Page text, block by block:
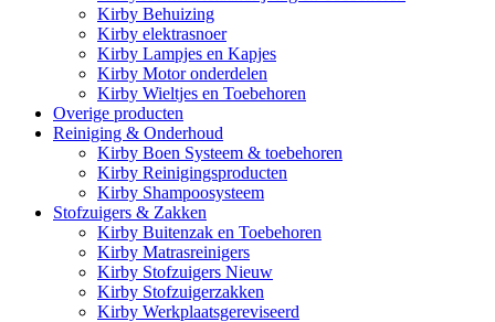
Kirby Behuizing
Kirby elektrasnoer
Kirby Lampjes en Kapjes
Kirby Motor onderdelen
Kirby Wieltjes en Toebehoren
Overige producten
Reiniging & Onderhoud
Kirby Boen Systeem & toebehoren
Kirby Reinigingsproducten
Kirby Shampoosysteem
Stofzuigers & Zakken
Kirby Buitenzak en Toebehoren
Kirby Matrasreinigers
Kirby Stofzuigers Nieuw
Kirby Stofzuigerzakken
Kirby Werkplaatsgereviseerd